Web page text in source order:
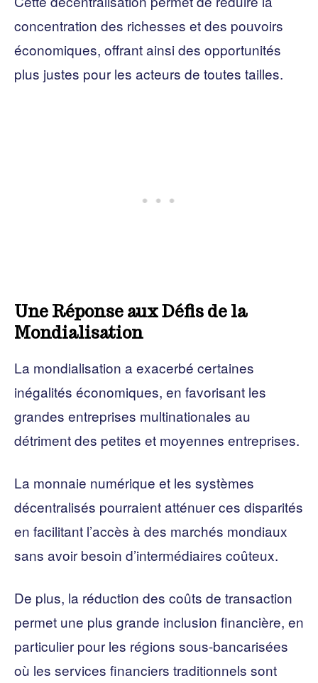
concentration des richesses et des pouvoirs
économiques, offrant ainsi des opportunités
plus justes pour les acteurs de toutes tailles.
Une Réponse aux Défis de la
Mondialisation
La mondialisation a exacerbé certaines
inégalités économiques, en favorisant les
grandes entreprises multinationales au
détriment des petites et moyennes entreprises.
La monnaie numérique et les systèmes
décentralisés pourraient atténuer ces disparités
en facilitant l’accès à des marchés mondiaux
sans avoir besoin d’intermédiaires coûteux.
De plus, la réduction des coûts de transaction
permet une plus grande inclusion financière, en
particulier pour les régions sous-bancarisées
où les services financiers traditionnels sont